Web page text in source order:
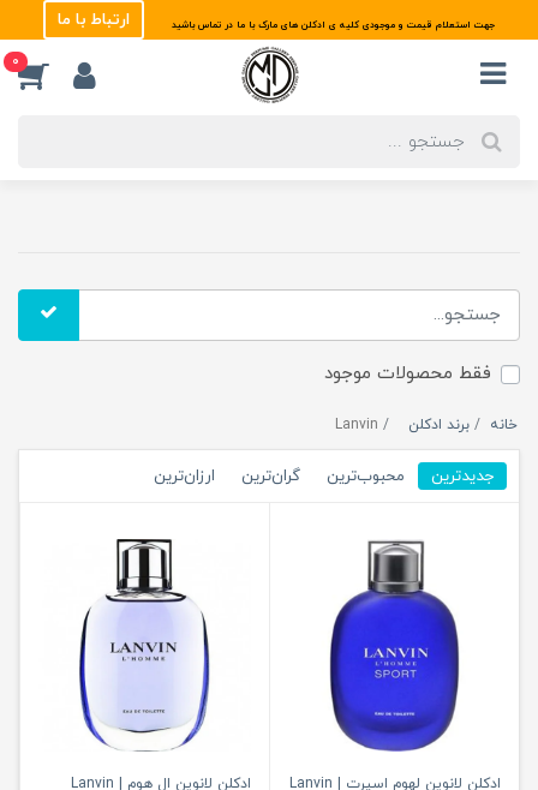
جهت استعلام قیمت و موجودی کلیه ی ادکلن های مارک با ما در تماس باشید ارتباط با ما
0
فقط محصولات موجود
خانه برند ادکلن Lanvin
جدیدترین محبوب‌ترین گران‌ترین ارزان‌ترین
ادکلن لانوین لهوم اسپرت | Lanvin
ادکلن لانوین ال هوم | Lanvin